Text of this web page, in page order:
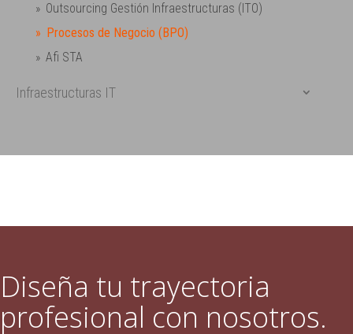
Outsourcing Gestión Infraestructuras (ITO)
Procesos de Negocio (BPO)
Afi STA
Infraestructuras IT
Diseña tu trayectoria
profesional con nosotros.